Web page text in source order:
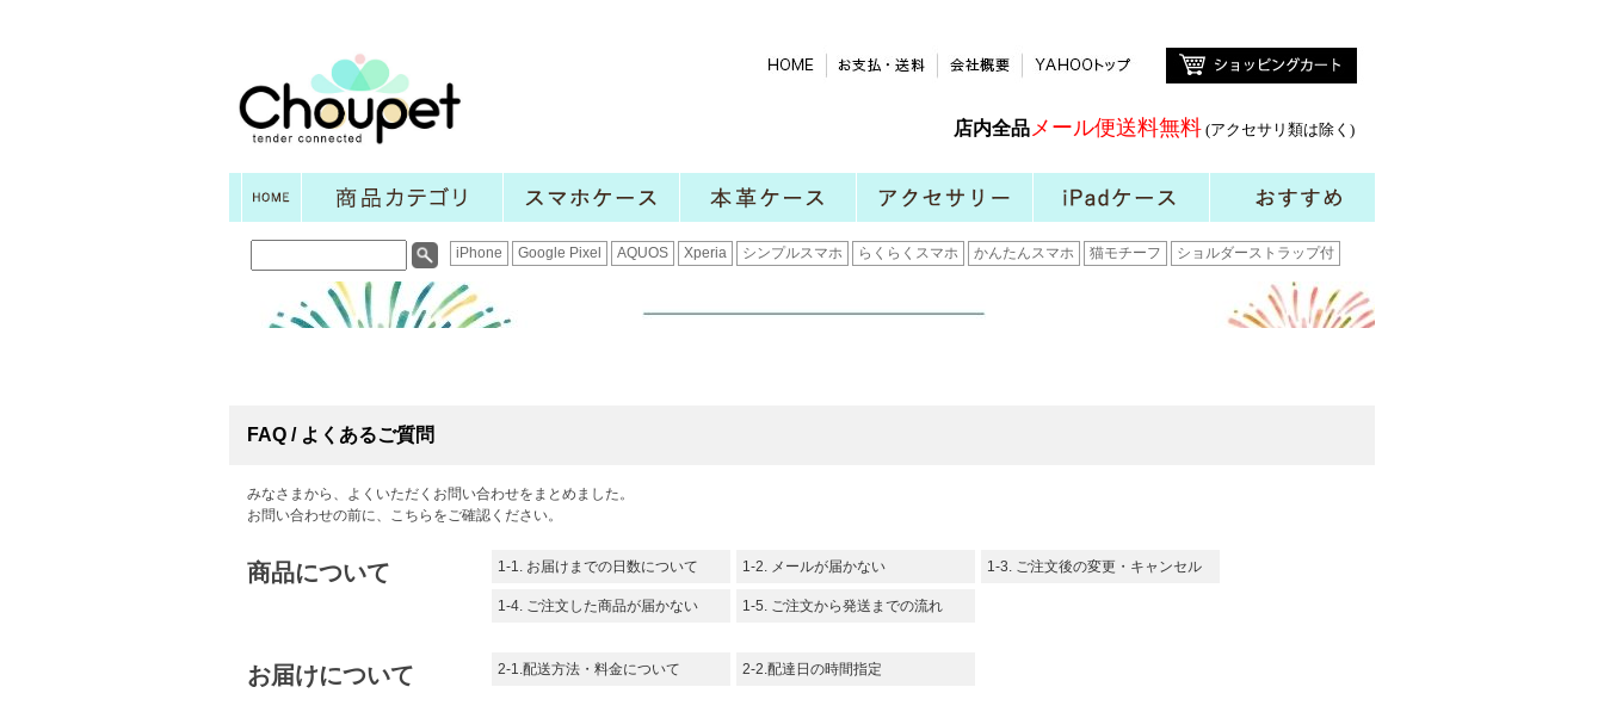
FAQ / よくあるご質問
みなさまから、よくいただくお問い合わせをまとめました。
お問い合わせの前に、こちらをご確認ください。
商品について 1-1. お届けまでの日数について 1-2. メールが届かない 1-3. ご注文後の変更・キャンセル
1-4. ご注文した商品が届かない 1-5. ご注文から発送までの流れ
お届けについて 2-1.配送方法・料金について 2-2.配達日の時間指定